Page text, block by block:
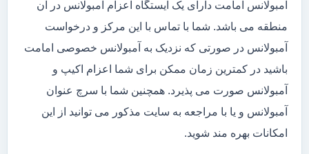
آمبولانس امامت دارای یک ایستگاه اعزام آمبولانس در آن
منطقه می باشد. شما با تماس با این مرکز و درخواست
آمبولانس در صورتی که نزدیک به آمبولانس خصوصی امامت
باشید در کمترین زمان ممکن برای شما اعزام اکیپ و
آمبولانس صورت می پذیرد. همچنین شما با سرچ عنوان
آمبولانس و یا با مراجعه به سایت مذکور می توانید از این
امکانات بهره مند شوید.